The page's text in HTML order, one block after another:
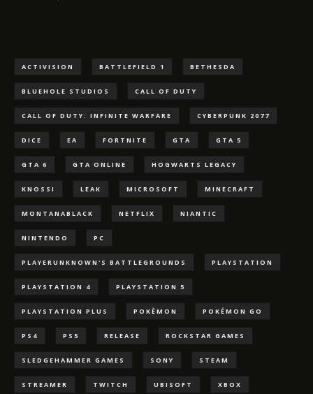
ACTIVISION BATTLEFIELD 1 BETHESDA
BLUEHOLE STUDIOS CALL OF DUTY
CALL OF DUTY: INFINITE WARFARE CYBERPUNK 2077
DICE EA FORTNITE GTA GTA 5
GTA 6 GTA ONLINE HOGWARTS LEGACY
KNOSSI LEAK MICROSOFT MINECRAFT
MONTANABLACK NETFLIX NIANTIC
NINTENDO PC
PLAYERUNKNOWN'S BATTLEGROUNDS PLAYSTATION
PLAYSTATION 4 PLAYSTATION 5
PLAYSTATION PLUS POKÈMON POKÉMON GO
PS4 PS5 RELEASE ROCKSTAR GAMES
SLEDGEHAMMER GAMES SONY STEAM
STREAMER TWITCH UBISOFT XBOX